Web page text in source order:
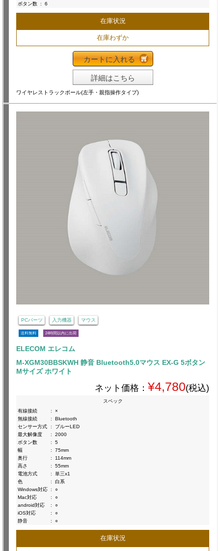
ボタン数 : 6
在庫状況
在庫わずか
カートに入れる
詳細はこちら
ワイヤレストラックボール(左手・親指操作タイプ)
PCパーツ 入力機器 マウス
送料無料 24時間以内に出荷
ELECOM エレコム
M-XGM30BBSKWH 静音 Bluetooth5.0マウス EX-G 5ボタン
Mサイズ ホワイト
ネット価格： ¥4,780(税込)
スペック
有線接続
:
×
無線接続
:
Bluetooth
センサー方式
:
ブルーLED
最大解像度
:
2000
ボタン数
:
5
幅
:
75mm
奥行
:
114mm
高さ
:
55mm
電池方式
:
単三x1
色
:
白系
Windows対応 :
○
Mac対応
:
○
android対応
:
○
iOS対応
:
○
静音
: ○
在庫状況